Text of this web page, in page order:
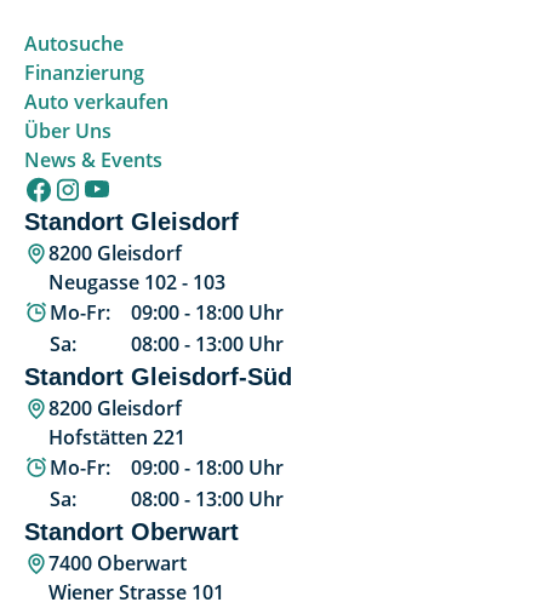
Autosuche
Finanzierung
Auto verkaufen
Über Uns
News & Events
Standort Gleisdorf
8200 Gleisdorf
Neugasse 102 - 103
Mo-Fr:
09:00- 18:00 Uhr
Sa:
08:00- 13:00 Uhr
Standort Gleisdorf-Süd
8200 Gleisdorf
Hofstätten 221
Mo-Fr:
09:00- 18:00 Uhr
Sa:
08:00- 13:00 Uhr
Standort Oberwart
7400 Oberwart
Wiener Strasse 101